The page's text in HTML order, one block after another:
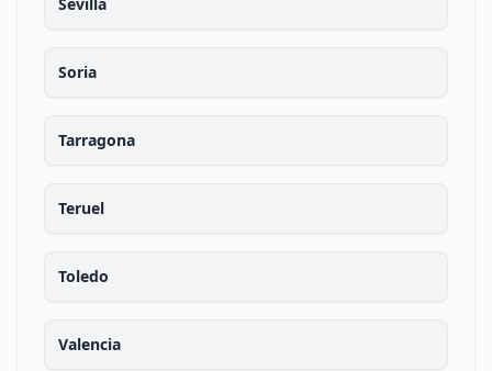
Soria
Tarragona
Teruel
Toledo
Valencia